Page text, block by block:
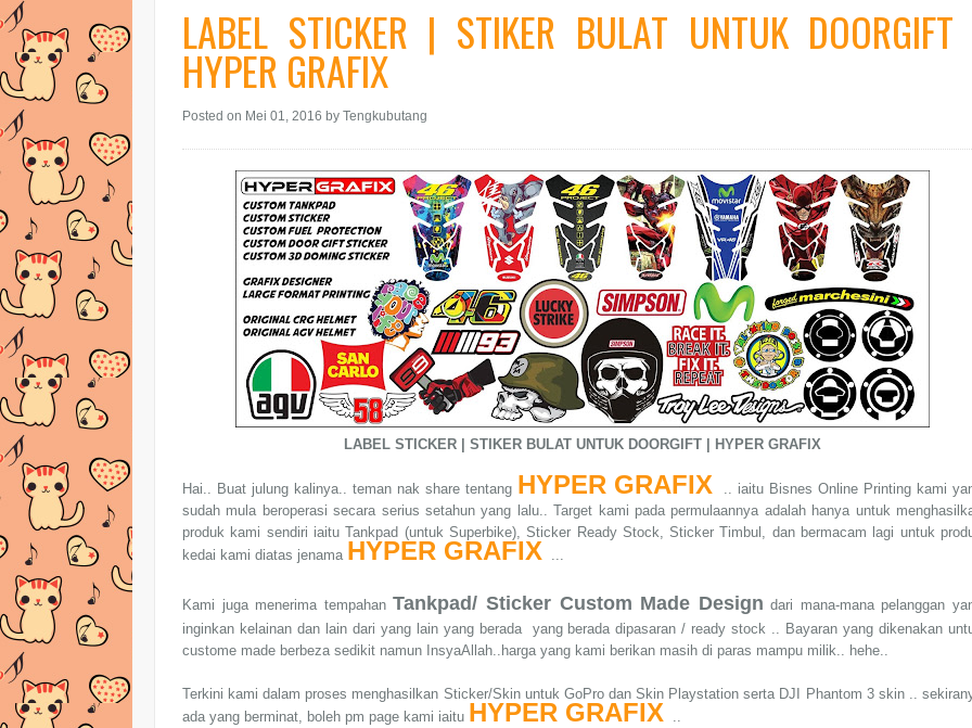
LABEL STICKER | STIKER BULAT UNTUK
HYPER GRAFIX
Posted on Mei 01, 2016 by Tengkubutang
LABEL STICKER | STIKER BULAT UNTUK DOORGIFT | HYPER GRAFIX
Hai.. Buat julung kalinya.. teman nak share tentang HYPER GRAFIX .. iaitu Bisnes Online Printing kami
sudah mula beroperasi secara serius setahun yang lalu.. Target kami pada permulaannya adalah hanya untuk
produk kami sendiri iaitu Tankpad (untuk Superbike), Sticker Ready Stock, Sticker Timbul, dan bermacam lagi untuk
kedai kami diatas jenama HYPER GRAFIX ...
Kami juga menerima tempahan Tankpad/ Sticker Custom Made Design dari mana-mana pelanggan
inginkan kelainan dan lain dari yang lain yang berada yang berada dipasaran / ready stock .. Bayaran yang dikenakan
custome made berbeza sedikit namun InsyaAllah..harga yang kami berikan masih di paras mampu milik.. hehe..
Terkini kami dalam proses menghasilkan Sticker/Skin untuk GoPro dan Skin Playstation serta DJI Phantom 3 skin ..
ada yang berminat, boleh pm page kami iaitu HYPER GRAFIX ..